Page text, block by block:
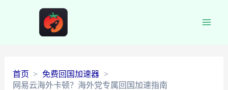
首页
免费回国加速器
网易云海外卡顿？海外党专属回国加速指南